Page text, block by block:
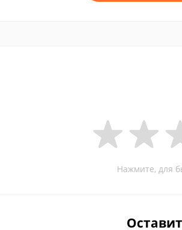
Нажмите, для